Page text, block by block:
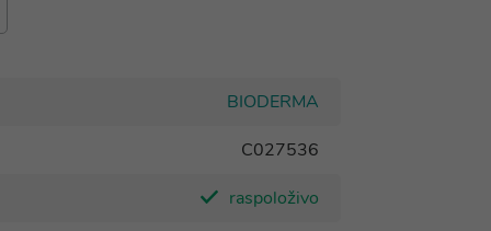
BIODERMA
C027536
raspoloživo